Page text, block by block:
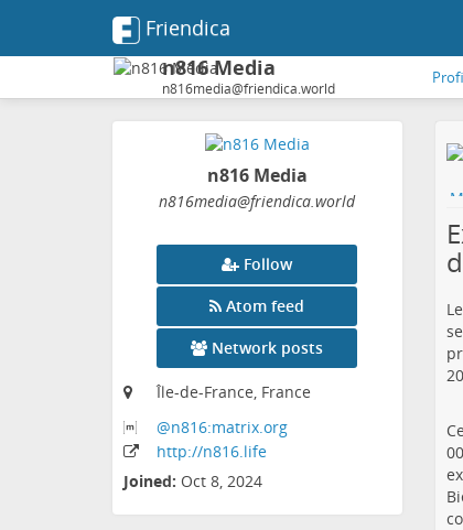
Friendica
n816 Media
n816media@friendica.world
n816 Media
n816media@friendica.world
Follow
Atom feed
Network posts
Île-de-France, France
@n816:matrix.org
http://n816.life
Joined: Oct 8, 2024